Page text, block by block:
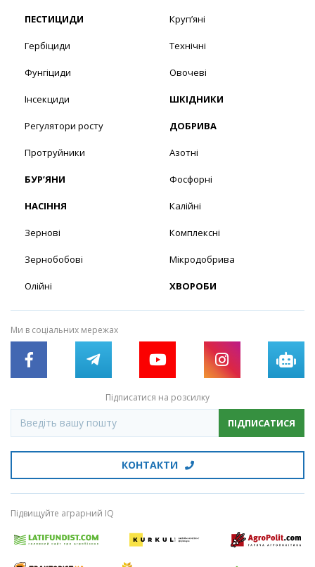
ПЕСТИЦИДИ
Гербіциди
Фунгіциди
Інсекциди
Регулятори росту
Протруйники
БУР’ЯНИ
НАСІННЯ
Зернові
Зернобобові
Олійні
Круп’яні
Технічні
Овочеві
ШКІДНИКИ
ДОБРИВА
Азотні
Фосфорні
Калійні
Комплексні
Мікродобрива
ХВОРОБИ
Ми в соціальних мережах
Підписатися на розсилку
ПІДПИСАТИСЯ
КОНТАКТИ
Підвищуйте аграрний IQ